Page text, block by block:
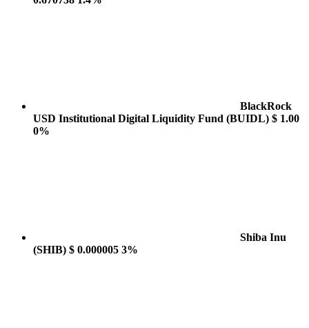
BlackRock
USD Institutional Digital Liquidity Fund (BUIDL) $ 1.00
0%
Shiba Inu
(SHIB) $ 0.000005 3%